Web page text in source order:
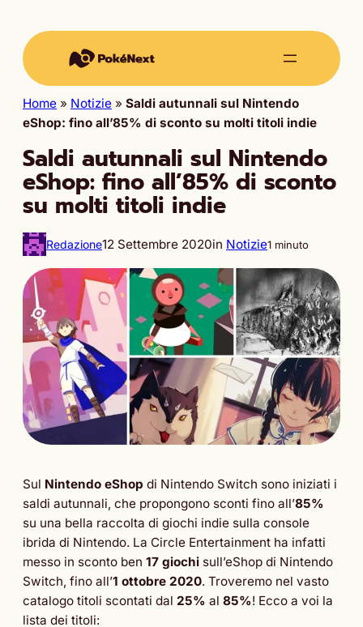
Home » Notizie » Saldi autunnali sul Nintendo
eShop: fino all’85% di sconto su molti titoli indie
Saldi autunnali sul Nintendo
eShop: fino all’85% di sconto
su molti titoli indie
Redazione12 Settembre 2020in Notizie1 minuto
Sul Nintendo eShop di Nintendo Switch sono iniziati i
saldi autunnali, che propongono sconti fino all’85%
su una bella raccolta di giochi indie sulla console
ibrida di Nintendo. La Circle Entertainment ha infatti
messo in sconto ben 17 giochi sull’eShop di Nintendo
Switch, fino all’1 ottobre 2020. Troveremo nel vasto
catalogo titoli scontati dal 25% al 85%! Ecco a voi la
lista dei titoli: